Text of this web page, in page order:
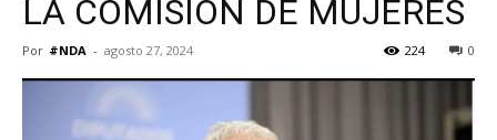
LA COMISIÓN DE MUJERES
Por #NDA - agosto 27, 2024 0
224